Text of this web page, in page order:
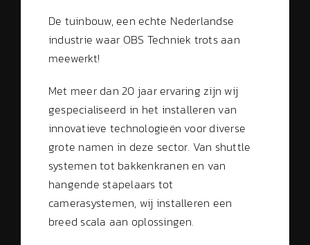
De tuinbouw, een echte Nederlandse
industrie waar OBS Techniek trots aan
meewerkt!
Met meer dan 20 jaar ervaring zijn wij
gespecialiseerd in het installeren van
innovatieve technologieën voor diverse
grote namen in deze sector. Van shuttle
systemen tot bakkenkranen en van
hangende stapelaars tot
camerasystemen, wij installeren een
breed scala aan oplossingen.